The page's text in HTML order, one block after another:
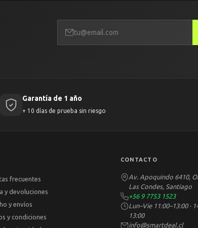
Garantía de 1 año
+ 10 días de prueba sin riesgo
frecuentes
y devoluciones
y envíos
y condiciones
CONTACTO
Av. Apoquindo 6410,
Las Condes, Santiago
+56 9 7753 1523
Lun–Vie 11:00–13:00 ·
13:00
info@smartdeal.cl